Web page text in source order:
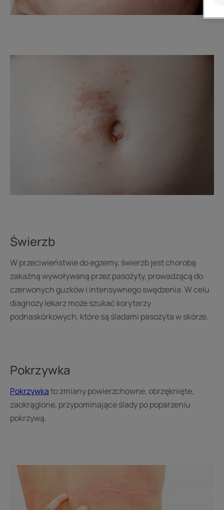
Świerzb
W przeciwieństwie do egzemy, świerzb jest chorobą
zakaźną wywoływaną przez pasożyty, prowadzącą do
czerwonych guzków i intensywnego swędzenia. W celu
diagnozy lekarz może szukać korytarzy
podnaskórkowych, które są śladami pasożyta w skórze.
Pokrzywka
Pokrzywkato zmiany powierzchowne, obrzęknięte,
zaokrąglone, przypominające ślady po poparzeniu
pokrzywą.